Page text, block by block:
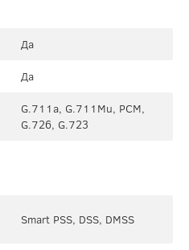
Да
Да
G.711a, G.711Mu, PCM,
G.726, G.723
Smart PSS, DSS, DMSS